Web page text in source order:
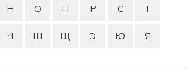
Н О П Р С Т
Ч Ш Щ Э Ю Я